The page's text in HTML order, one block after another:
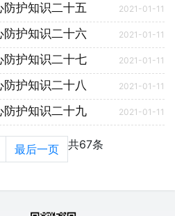
2021-01-11
护知识二十五
2021-01-11
防护知识二十六
2021-01-11
防护知识二十七
2021-01-11
护知识二十八
2021-01-11
防护知识二十九
共67条
最后一页